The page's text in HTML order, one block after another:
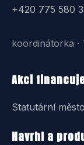
+420 775 580
koordinátorka ·
Akci
Statutární
Navrhl a